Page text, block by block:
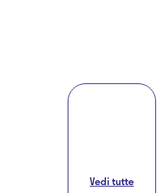
Vedi tutte